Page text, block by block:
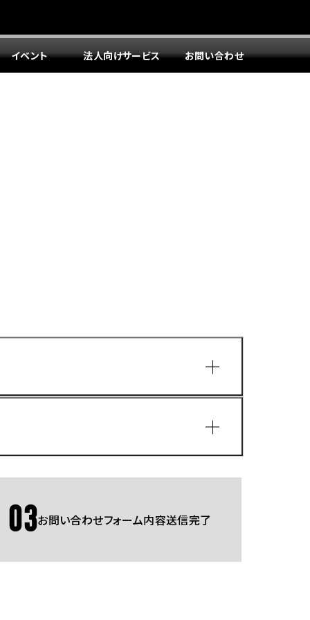
イベント 法人向けサービス お問い合わせ
03お問い合わせフォーム内容送信完了